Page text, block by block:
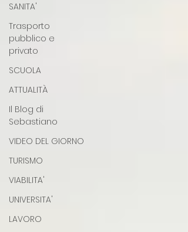
SANITA'
Trasporto
pubblico e
privato
SCUOLA
ATTUALITÀ
Il Blog di
Sebastiano
VIDEO DEL GIORNO
TURISMO
VIABILITA'
UNIVERSITA'
LAVORO